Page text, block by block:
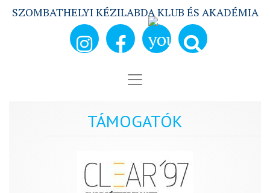
SZOMBATHELYI KÉZILABDA KLUB ÉS AKADÉMIA
TÁMOGATÓK